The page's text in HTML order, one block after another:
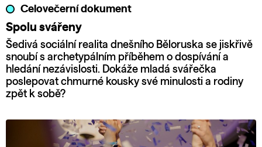
Celovečerní dokument
Spolu svářeny
Šedivá sociální realita dnešního Běloruska se jiskřivě
snoubí s archetypálním příběhem o dospívání a
hledání nezávislosti. Dokáže mladá svářečka
poslepovat chmurné kousky své minulosti a rodiny
zpět k sobě?